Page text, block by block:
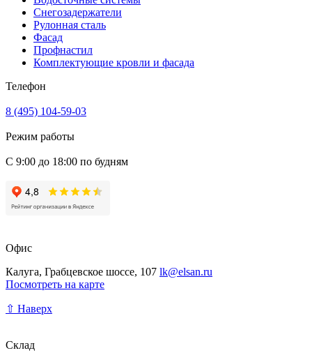
Снегозадержатели
Рулонная сталь
Фасад
Профнастил
Комплектующие кровли и фасада
Телефон
8 (495) 104-59-03
Режим работы
С 9:00 до 18:00 по будням
Офис
Калуга, Грабцевское шоссе, 107 lk@elsan.ru
Посмотреть на карте
⇧ Наверх
Склад